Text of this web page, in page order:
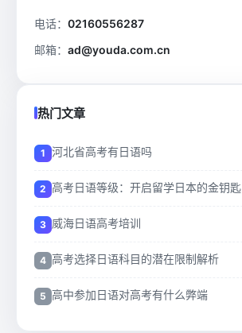
电话： 02160556287
邮箱： ad@youda.com.cn
热门文章
河北省高考有日语吗
高考日语等级：开启留学日本的金钥匙
威海日语高考培训
高考选择日语科目的潜在限制解析
高中参加日语对高考有什么弊端